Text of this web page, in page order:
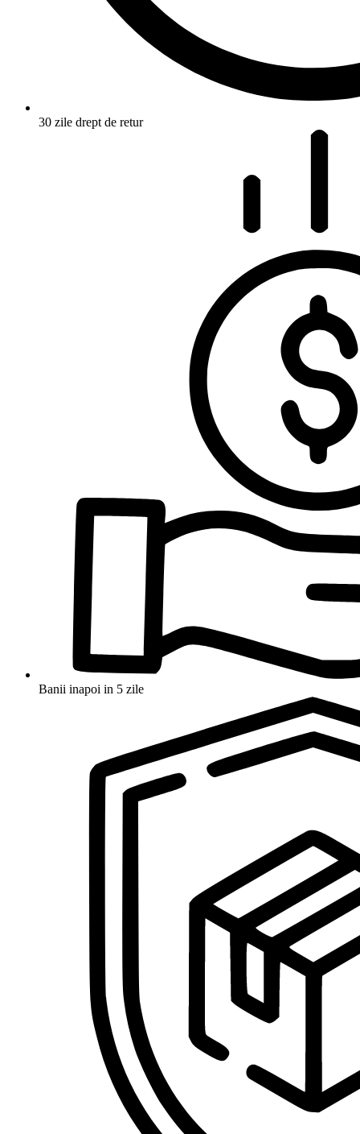
30 zile drept de retur
Banii inapoi in 5 zile